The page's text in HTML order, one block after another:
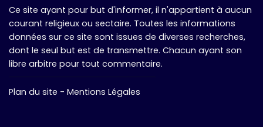
Ce site ayant pour but d'informer, il n'appartient à aucun
courant religieux ou sectaire. Toutes les informations
données sur ce site sont issues de diverses recherches,
dont le seul but est de transmettre. Chacun ayant son
libre arbitre pour tout commentaire.
Plan du site - Mentions Légales